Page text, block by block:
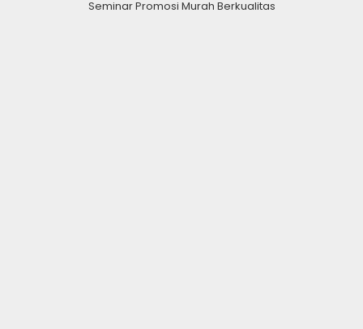
Seminar Promosi Murah Berkualitas